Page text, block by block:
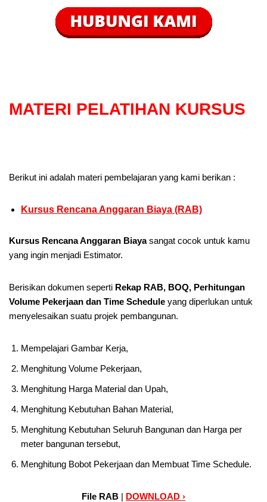
MATERI PELATIHAN KURSUS
Berikut ini adalah materi pembelajaran yang kami berikan :
Kursus Rencana Anggaran Biaya (RAB)
Kursus Rencana Anggaran Biayasangat cocok untuk kamu
yang ingin menjadi Estimator.
Berisikan dokumen seperti Rekap RAB, BOQ, Perhitungan
Volume Pekerjaan dan Time Schedule yang diperlukan untuk
menyelesaikan suatu projek pembangunan.
Mempelajari Gambar Kerja,
Menghitung Volume Pekerjaan,
Menghitung Harga Material dan Upah,
Menghitung Kebutuhan Bahan Material,
Menghitung Kebutuhan Seluruh Bangunan dan Harga per
meter bangunan tersebut,
Menghitung Bobot Pekerjaan dan Membuat Time Schedule.
File RAB | DOWNLOAD ›